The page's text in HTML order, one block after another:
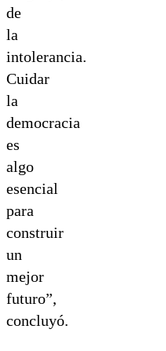
de
la
intolerancia.
Cuidar
la
democracia
es
algo
esencial
para
construir
un
mejor
futuro”,
concluyó.